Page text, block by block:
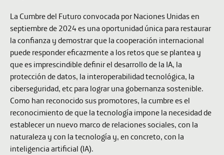
La Cumbre del Futuro convocada por Naciones Unidas en
septiembre de 2024 es una oportunidad única para restaurar
la confianza y demostrar que la cooperación internacional
puede responder eficazmente a los retos que se plantea y
que es imprescindible definir el desarrollo de la IA, la
protección de datos, la interoperabilidad tecnológica, la
ciberseguridad, etc para lograr una gobernanza sostenible.
Como han reconocido sus promotores, la cumbre es el
reconocimiento de que la tecnología impone la necesidad de
establecer un nuevo marco de relaciones sociales, con la
naturaleza y con la tecnología y, en concreto, con la
inteligencia artificial (IA).